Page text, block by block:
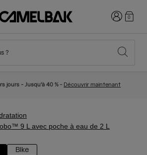
Jetable
Connexion
0
?
jours - Jusqu'à 40 % - Découvrir maintenant
9 L avec poche à eau de 2 L
Bike